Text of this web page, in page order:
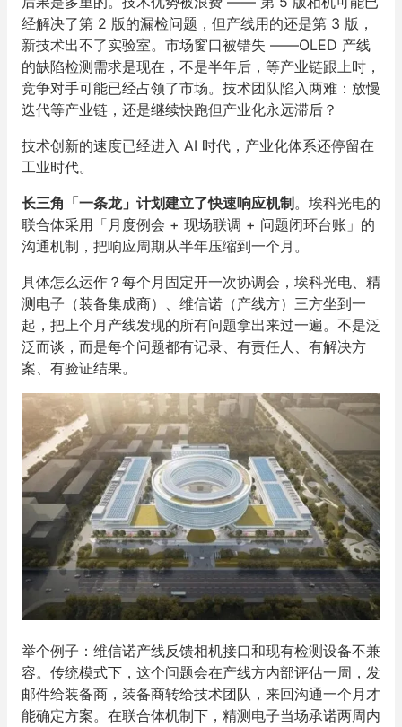
经解决了第 2 版的漏检问题，但产线用的还是第 3 版，
新技术出不了实验室。市场窗口被错失 ——OLED 产线
的缺陷检测需求是现在，不是半年后，等产业链跟上时，
竞争对手可能已经占领了市场。技术团队陷入两难：放慢
迭代等产业链，还是继续快跑但产业化永远滞后？
技术创新的速度已经进入 AI 时代，产业化体系还停留在
工业时代。
长三角「一条龙」计划建立了快速响应机制 。埃科光电的
联合体采用「月度例会 + 现场联调 + 问题闭环台账」的
沟通机制，把响应周期从半年压缩到一个月。
具体怎么运作？每个月固定开一次协调会，埃科光电、精
测电子（装备集成商）、维信诺（产线方）三方坐到一
起，把上个月产线发现的所有问题拿出来过一遍。不是泛
泛而谈，而是每个问题都有记录、有责任人、有解决方
案、有验证结果。
举个例子：维信诺产线反馈相机接口和现有检测设备不兼
容。传统模式下，这个问题会在产线方内部评估一周，发
邮件给装备商，装备商转给技术团队，来回沟通一个月才
能确定方案。在联合体机制下，精测电子当场承诺两周内